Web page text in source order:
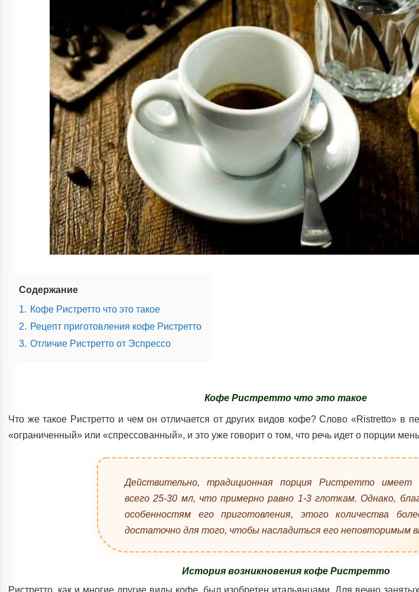
Содержание
1. Кофе Ристретто что это такое
2. Рецепт приготовления кофе Ристретто
3. Отличие Ристретто от Эспрессо
Кофе Ристретто что это такое
Что же такое Ристретто и чем он отличается от других видов кофе? Слово «Ristretto» в
«ограниченный» или «спрессованный», и это уже говорит о том, что речь идет о порции
Действительно, традиционная порция Ристретто имеет
всего 25-30 мл, что примерно равно 1-3 глоткам. Однако,
особенностям его приготовления, этого количества
достаточно для того, чтобы насладиться его неповторимым
История возникновения кофе Ристретто
Ристретто, как и многие другие виды кофе, был изобретен итальянцами. Для вечно